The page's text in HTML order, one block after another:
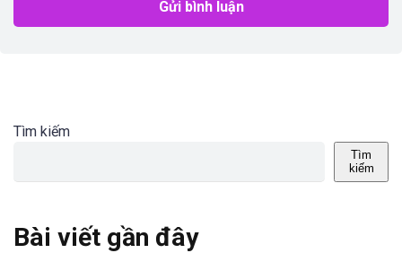
Tìm kiếm
Tìm
kiếm
Bài viết gần đây